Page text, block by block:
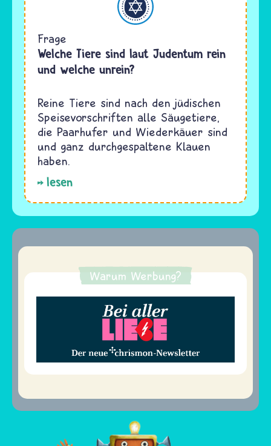
Frage
Welche Tiere sind laut Judentum rein
und welche unrein?
Reine Tiere sind nach den jüdischen
Speisevorschriften alle Säugetiere,
die Paarhufer und Wiederkäuer sind
und ganz durchgespaltene Klauen
haben.
lesen
Warum Werbung?